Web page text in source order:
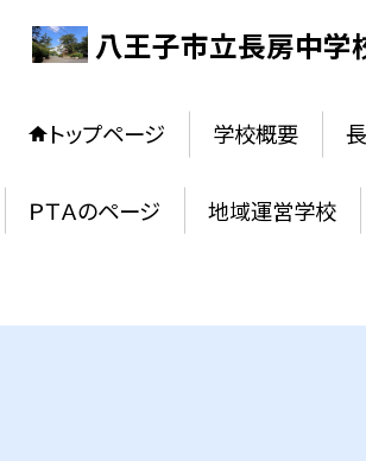
八王子市立長房中学
トップページ 学校概要
ＰＴＡのページ 地域運営学校